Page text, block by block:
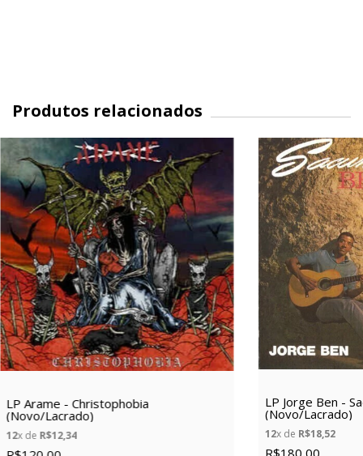
Produtos relacionados
LP Arame - Christophobia
(Novo/Lacrado)
12x de R$12,34
LP Jorge Ben -
(Novo/Lacrado)
12x de R$18,52